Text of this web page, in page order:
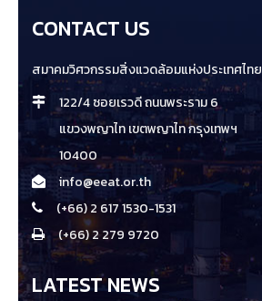
CONTACT US
สมาคมวิศวกรรมสิ่งแวดล้อมแห่งประเทศไทย
122/4 ซอยเรวดี ถนนพระราม 6
แขวงพญาไท เขตพญาไท กรุงเทพฯ
10400
info@eeat.or.th
(+66) 2 617 1530-1531
(+66) 2 279 9720
LATEST NEWS